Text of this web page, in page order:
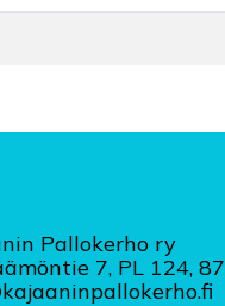
Pallokerho ry
7, PL 124,